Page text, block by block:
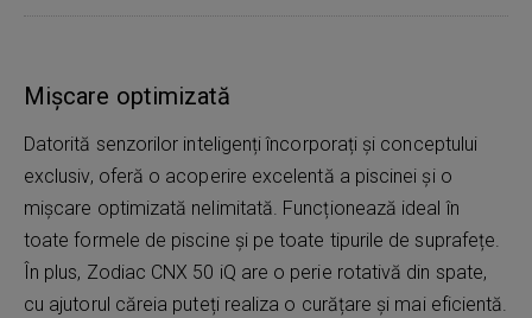
Mișcare optimizată
Datorită senzorilor inteligenți încorporați și conceptului
exclusiv, oferă o acoperire excelentă a piscinei și o
mișcare optimizată nelimitată. Funcționează ideal în
toate formele de piscine și pe toate tipurile de suprafețe.
În plus, Zodiac CNX 50 iQ are o perie rotativă din spate,
cu ajutorul căreia puteți realiza o curățare și mai eficientă.